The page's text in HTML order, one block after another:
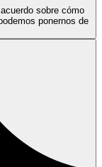
sobre cómo
ponernos de